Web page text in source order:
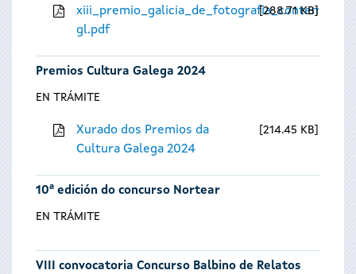
gl.pdf
288.71 KB
Premios Cultura Galega 2024
EN TRÁMITE
Xurado dos Premios da
Cultura Galega 2024
214.45 KB
10ª edición do concurso Nortear
EN TRÁMITE
VIII convocatoria Concurso Balbino de Relatos